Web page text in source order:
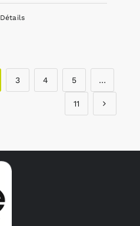
Détails
3 4 5 …
11